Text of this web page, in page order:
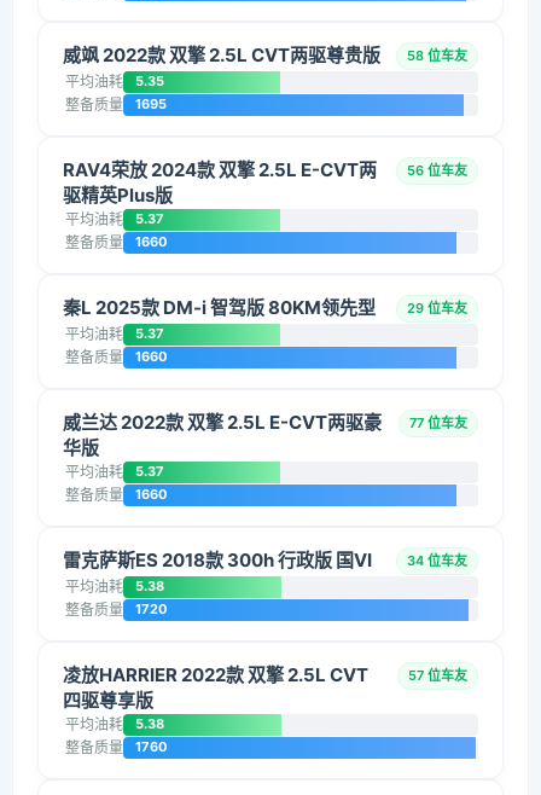
威飒 2022款 双擎 2.5L CVT两驱尊贵版 58 位车友
平均油耗 5.35
整备质量 1695
RAV4荣放 2024款 双擎 2.5L E-CVT两
驱精英Plus版
56 位车友
平均油耗 5.37
整备质量 1660
秦L 2025款 DM-i 智驾版 80KM领先型 29 位车友
平均油耗 5.37
整备质量 1660
威兰达 2022款 双擎 2.5L E-CVT两驱豪
华版
77 位车友
平均油耗 5.37
整备质量 1660
雷克萨斯ES 2018款 300h 行政版 国VI 34 位车友
平均油耗 5.38
整备质量 1720
凌放HARRIER 2022款 双擎 2.5L CVT
四驱尊享版
57 位车友
平均油耗 5.38
整备质量 1760